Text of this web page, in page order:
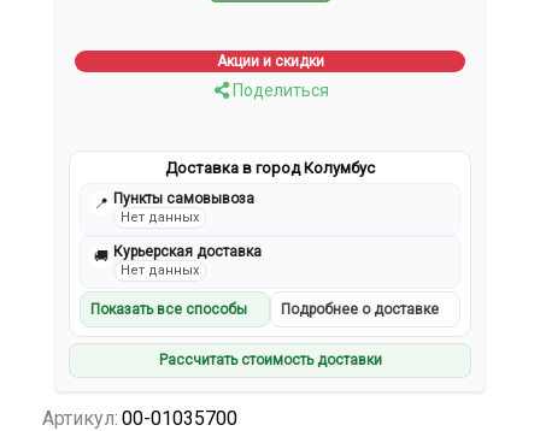
Акции и скидки
Поделиться
Доставка в город Колумбус
📍 Пункты самовывоза
Нет данных
🚚 Курьерская доставка
Нет данных
Показать все способы Подробнее о доставке
Рассчитать стоимость доставки
Артикул: 00-01035700